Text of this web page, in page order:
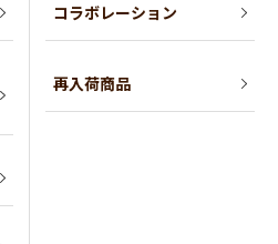
コラボレーション
再入荷商品